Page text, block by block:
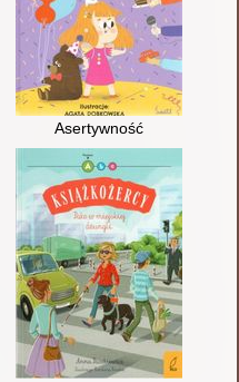
ci nie mówią (bo często sami
Asertywność